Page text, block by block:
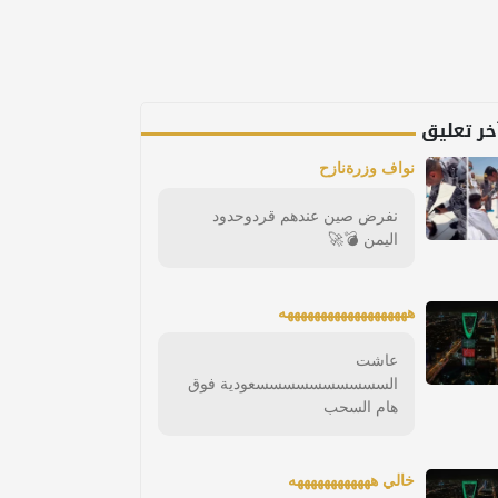
تعليق
نواف وزرةنازح
نفرض صين عندهم قردوحدود
اليمن 💣🚀
هههههههههههههههههههه
عاشت
السسسسسسسسسسعودية فوق
هام السحب
خالي ههههههههههههه